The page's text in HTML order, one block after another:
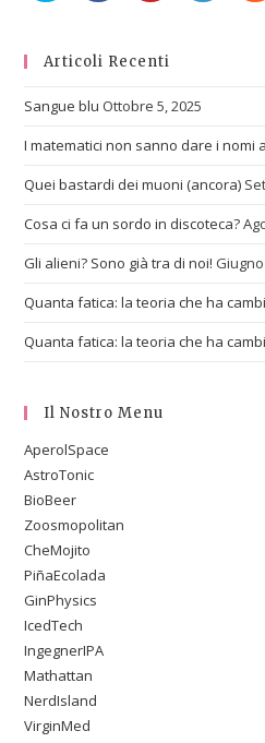
Articoli Recenti
Sangue blu Ottobre 5, 2025
I matematici non sanno dare i nomi
Quei bastardi dei muoni (ancora)
Cosa ci fa un sordo in discoteca?
Gli alieni? Sono già tra di noi!
Quanta fatica: la teoria che ha
Quanta fatica: la teoria che ha
Il Nostro Menu
AperolSpace
AstroTonic
BioBeer
Zoosmopolitan
CheMojito
PiñaEcolada
GinPhysics
IcedTech
IngegnerIPA
Mathattan
NerdIsland
VirginMed